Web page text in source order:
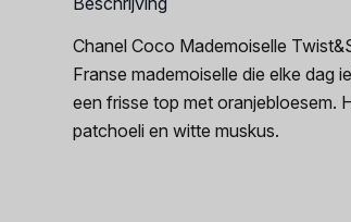
Chanel Coco Mademoiselle
Franse mademoiselle die elke dag
een frisse top met oranjebloesem.
patchoeli en witte muskus.